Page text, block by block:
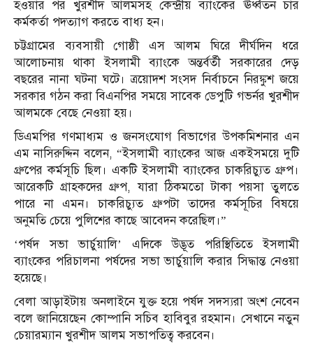
হওয়ার পর খুরশীদ আলমসহ কেন্দ্রীয় ব্যাংকের ঊর্ধ্বতন চার
কর্মকর্তা পদত্যাগ করতে বাধ্য হন।
চট্টগ্রামের ব্যবসায়ী গোষ্ঠী এস আলম ঘিরে দীর্ঘদিন ধরে
আলোচনায় থাকা ইসলামী ব্যাংকে অন্তর্বর্তী সরকারের দেড়
বছরের নানা ঘটনা ঘটে। ত্রয়োদশ সংসদ নির্বাচনে নিরঙ্কুশ জয়ে
সরকার গঠন করা বিএনপির সময়ে সাবেক ডেপুটি গভর্নর খুরশীদ
আলমকে বেছে নেওয়া হয়।
ডিএমপির গণমাধ্যম ও জনসংযোগ বিভাগের উপকমিশনার এন
এম নাসিরুদ্দিন বলেন, “ইসলামী ব্যাংকের আজ একইসময়ে দুটি
গ্রুপের কর্মসূচি ছিল। একটি ইসলামী ব্যাংকের চাকরিচ্যুত গ্রুপ।
আরেকটি গ্রাহকদের গ্রুপ, যারা ঠিকমতো টাকা পয়সা তুলতে
পারে না এমন। চাকরিচ্যুত গ্রুপটা তাদের কর্মসূচির বিষয়ে
অনুমতি চেয়ে পুলিশের কাছে আবেদন করেছিল।”
‘পর্ষদ সভা ভার্চুয়ালি’ এদিকে উদ্ভূত পরিস্থিতিতে ইসলামী
ব্যাংকের পরিচালনা পর্ষদের সভা ভার্চুয়ালি করার সিদ্ধান্ত নেওয়া
হয়েছে।
বেলা আড়াইটায় অনলাইনে যুক্ত হয়ে পর্ষদ সদস্যরা অংশ নেবেন
বলে জানিয়েছেন কোম্পানি সচিব হাবিবুর রহমান। সেখানে নতুন
চেয়ারম্যান খুরশীদ আলম সভাপতিত্ব করবেন।